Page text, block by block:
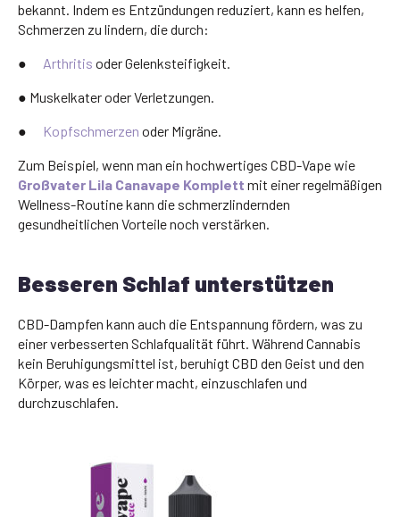
bekannt. Indem es Entzündungen reduziert, kann es helfen,
Schmerzen zu lindern, die durch:
● Arthritis oder Gelenksteifigkeit.
● Muskelkater oder Verletzungen.
●
Kopfschmerzen oder Migräne.
Zum Beispiel, wenn man ein hochwertiges CBD-Vape wie
Großvater Lila Canavape Komplett mit einer regelmäßigen
Wellness-Routine kann die schmerzlindernden
gesundheitlichen Vorteile noch verstärken.
Besseren Schlaf unterstützen
CBD-Dampfen kann auch die Entspannung fördern, was zu
einer verbesserten Schlafqualität führt. Während Cannabis
kein Beruhigungsmittel ist, beruhigt CBD den Geist und den
Körper, was es leichter macht, einzuschlafen und
durchzuschlafen.